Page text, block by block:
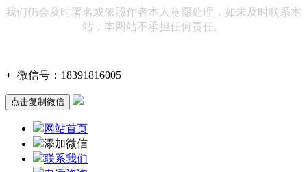
我们仍会及时署名或依照作者本人意愿处理，如未及时联系本
站，本网站不承担任何责任。
+ 微信号： 18391816005
点击复制微信
网站首页
添加微信
联系我们